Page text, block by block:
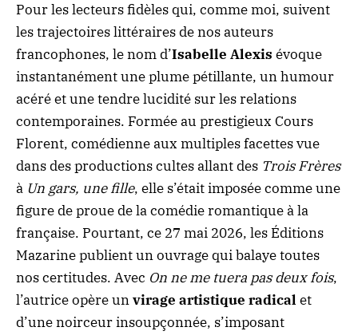
Pour les lecteurs fidèles qui, comme moi, suivent
les trajectoires littéraires de nos auteurs
francophones, le nom d’Isabelle Alexis évoque
instantanément une plume pétillante, un humour
acéré et une tendre lucidité sur les relations
contemporaines. Formée au prestigieux Cours
Florent, comédienne aux multiples facettes vue
dans des productions cultes allant des Trois Frères
à Un gars, une fille, elle s’était imposée comme une
figure de proue de la comédie romantique à la
française. Pourtant, ce 27 mai 2026, les Éditions
Mazarine publient un ouvrage qui balaye toutes
nos certitudes. Avec On ne me tuera pas deux fois,
l’autrice opère unvirage artistique radical et
d’une noirceur insoupçonnée, s’imposant